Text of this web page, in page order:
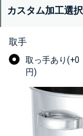
カスタム加工選択
取手
取っ手あり(+0
円)